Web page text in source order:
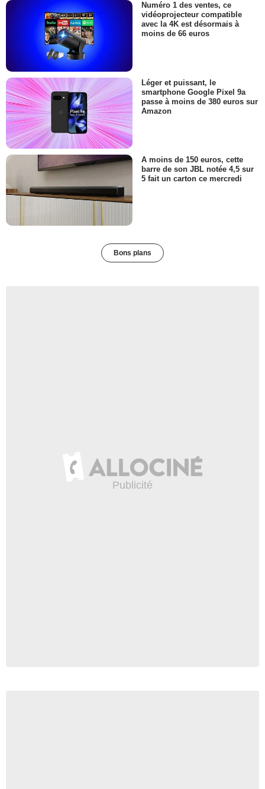
Numéro 1 des ventes, ce
vidéoprojecteur compatible
avec la 4K est désormais à
moins de 66 euros
Léger et puissant, le
smartphone Google Pixel 9a
passe à moins de 380 euros sur
Amazon
A moins de 150 euros, cette
barre de son JBL notée 4,5 sur
5 fait un carton ce mercredi
Bons plans